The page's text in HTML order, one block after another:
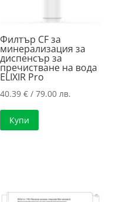
Филтър CF за
минерализация за
диспенсър за
пречистване на вода
ELIXIR Pro
40.39€ / 79.00 лв.
Купи